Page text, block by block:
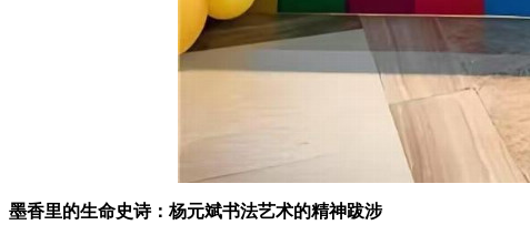
墨香里的生命史诗：杨元斌书法艺术的精神跋涉